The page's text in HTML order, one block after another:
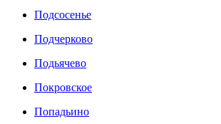
Подсосенье
Подчерково
Подьячево
Покровское
Попадьино